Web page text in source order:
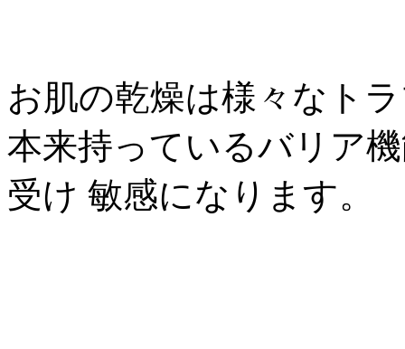
お肌の乾燥は様々なト
本来持っているバリア
受け 敏感になります。